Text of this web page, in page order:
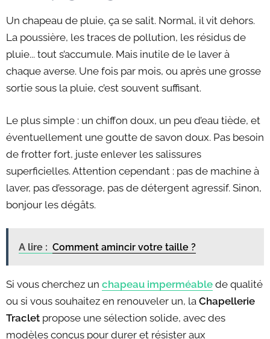
Un chapeau de pluie, ça se salit. Normal, il vit dehors.
La poussière, les traces de pollution, les résidus de
pluie... tout s’accumule. Mais inutile de le laver à
chaque averse. Une fois par mois, ou après une grosse
sortie sous la pluie, c’est souvent suffisant.
Le plus simple : un chiffon doux, un peu d’eau tiède, et
éventuellement une goutte de savon doux. Pas besoin
de frotter fort, juste enlever les salissures
superficielles. Attention cependant : pas de machine à
laver, pas d’essorage, pas de détergent agressif. Sinon,
bonjour les dégâts.
A lire : Comment amincir votre taille ?
Si vous cherchez un chapeau imperméable de qualité
ou si vous souhaitez en renouveler un, la Chapellerie
Traclet propose une sélection solide, avec des
modèles conçus pour durer et résister aux